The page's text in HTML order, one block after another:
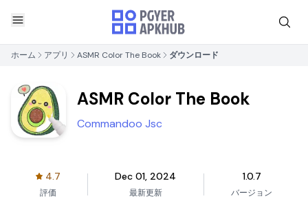
ホーム アプリ ASMR Color The Book ダウンロード
ASMR Color The Book
Commandoo Jsc
4.7
評価
Dec 01, 2024
最新更新
1.0.7
バージョン